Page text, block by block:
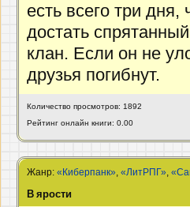
есть всего три
достать
клан. Если он не
друзья погибнут.
Количество просмотров: 1892
Рейтинг онлайн книги: 0.00
Жанр:«Киберпанк» ,«ЛитРПГ» ,
В ярости